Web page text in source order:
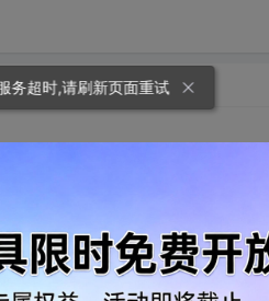
务超时,请刷新页面重试